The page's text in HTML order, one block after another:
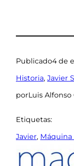
Publicado4 de
Historia, Javier
porLuis Alfonso
Etiquetas:
Javier,